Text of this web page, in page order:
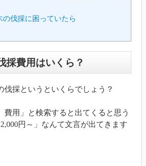
の伐採に困っていたら
採費用はいくら？
伐採というといくらでしょう？
用」と検索すると出てくると思う
円～」なんて文言が出てきます